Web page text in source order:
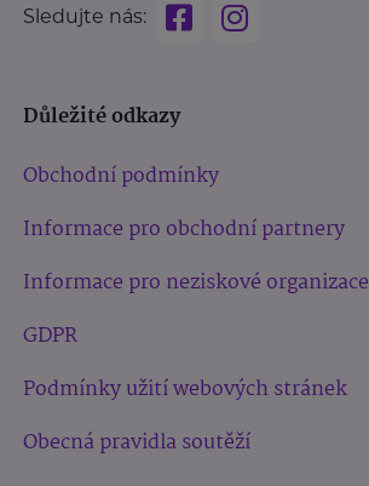
Sledujte nás:
Důležité odkazy
Obchodní podmínky
Informace pro obchodní partnery
Informace pro neziskové organizace
GDPR
Podmínky užití webových stránek
Obecná pravidla soutěží